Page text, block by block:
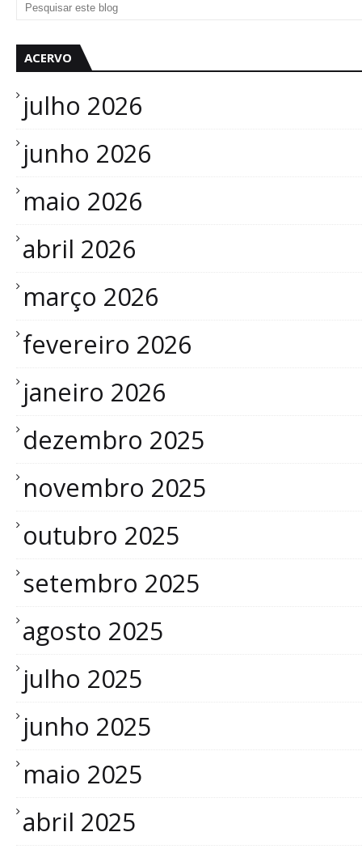
ACERVO
julho 2026
junho 2026
maio 2026
abril 2026
março 2026
fevereiro 2026
janeiro 2026
dezembro 2025
novembro 2025
outubro 2025
setembro 2025
agosto 2025
julho 2025
junho 2025
maio 2025
abril 2025